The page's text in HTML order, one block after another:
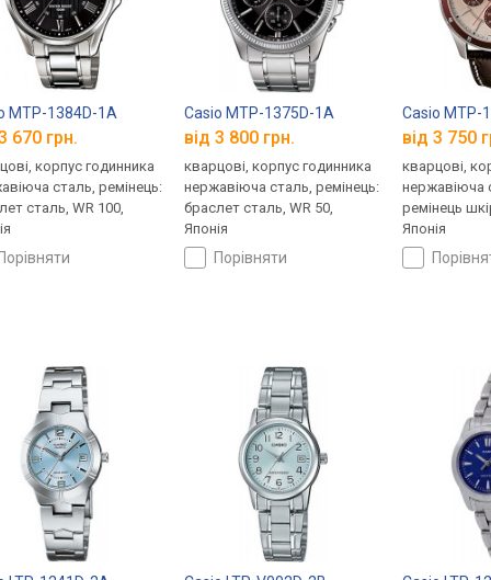
MTP-1384D-1A
670 грн.
корпус годинника
сталь, ремінець:
сталь, WR 100,
порівняти
Casio MTP-1375D-1A
від 3 800 грн.
кварцові, корпус годинника
нержавіюча сталь, ремінець:
браслет сталь, WR 50,
Японія
порівняти
Casio MTP-
від 3 750
кварцові,
нержавіюча
ремінець
Японія